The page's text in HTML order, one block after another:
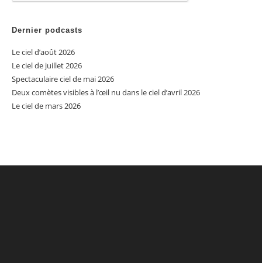
Dernier podcasts
Le ciel d’août 2026
Le ciel de juillet 2026
Spectaculaire ciel de mai 2026
Deux comètes visibles à l’œil nu dans le ciel d’avril 2026
Le ciel de mars 2026